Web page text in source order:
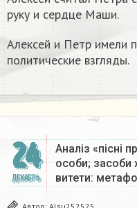
руку и сердце Маши.
Алексей и Петр имели
политические взгляды.
24
ДЕКАБРЬ
Аналіз «пісні
особи; засоби
витети: